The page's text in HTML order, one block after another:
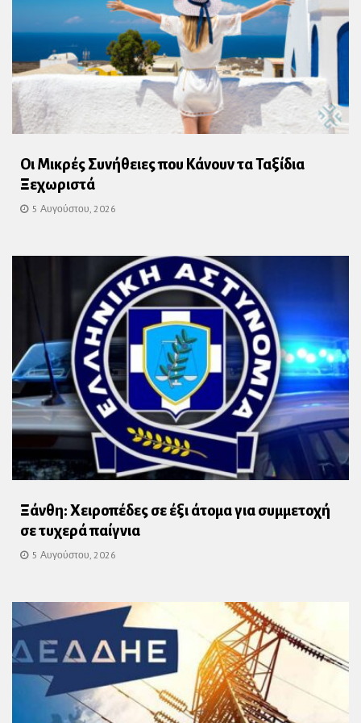
Οι Μικρές Συνήθειες που Κάνουν τα Ταξίδια
Ξεχωριστά
5 Αυγούστου, 2026
Ξάνθη: Χειροπέδες σε έξι άτομα για συμμετοχή
σε τυχερά παίγνια
5 Αυγούστου, 2026